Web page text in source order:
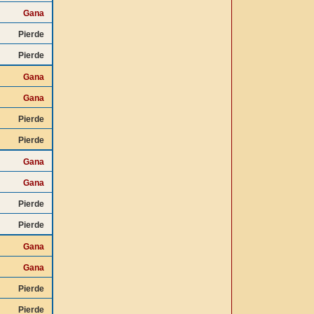
Gana
Pierde
Pierde
Gana
Gana
Pierde
Pierde
Gana
Gana
Pierde
Pierde
Gana
Gana
Pierde
Pierde